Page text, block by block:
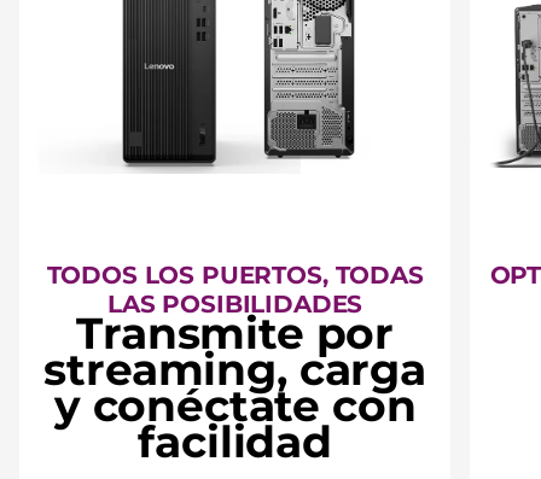
TODOS LOS PUERTOS, TODAS
LAS POSIBILIDADES
Transmite por
streaming, carga
y conéctate con
facilidad